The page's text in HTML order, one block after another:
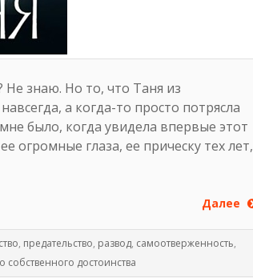
знаю. Но то, что Таня из
а когда-то просто потрясла
было, когда увидела впервые этот
глаза, ее прическу тех лет,
Далее
, предательство, развод, самоотверженность,
собственного достоинства